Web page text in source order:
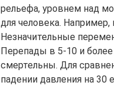
рельефа, уровнем над
для человека.
Незначительные
Перепады в 5-10 и
смертельны. Для
падении давления на 30